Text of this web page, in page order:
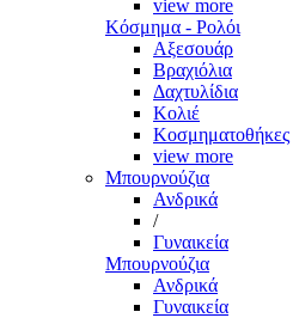
view more
Κόσμημα - Ρολόι
Αξεσουάρ
Βραχιόλια
Δαχτυλίδια
Κολιέ
Κοσμηματοθήκες
view more
Μπουρνούζια
Ανδρικά
/
Γυναικεία
Μπουρνούζια
Ανδρικά
Γυναικεία